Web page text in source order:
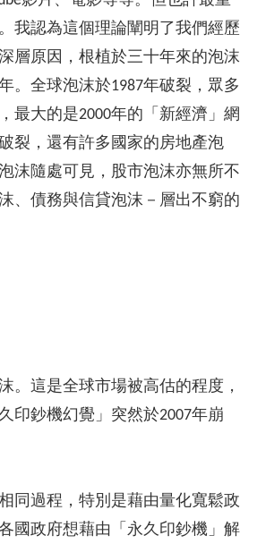
我認為這個理論闡明了我們經歷
層原因，根植於三十年來的泡沫
。全球泡沫於1987年破裂，眾多
最大的是2000年的「新經濟」網
裂，還有許多國家的房地產泡
沫隨處可見，股市泡沫亦無所不
、債務與信貸泡沫－層出不窮的
。這是全球市場被高估的程度，
印鈔機幻覺」突然於2007年崩
同過程，特別是藉由量化寬鬆政
國政府想藉由「永久印鈔機」解